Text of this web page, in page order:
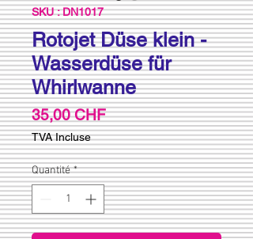
SKU : DN1017
Rotojet Düse klein -
Wasserdüse für
Whirlwanne
35,00 CHFPrix
TVA Incluse
Quantité *